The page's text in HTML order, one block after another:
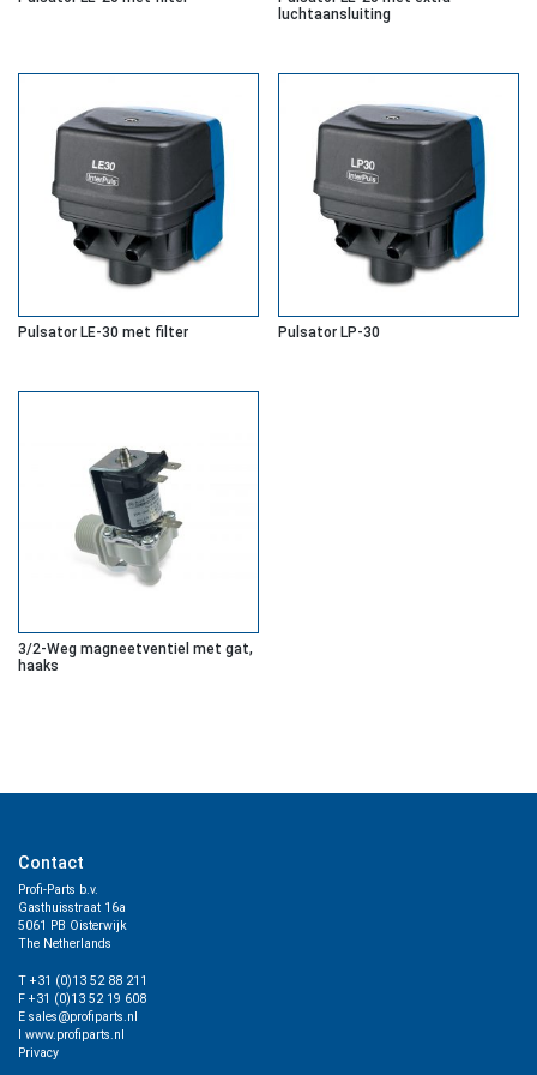
luchtaansluiting
Pulsator LE-30 met filter Pulsator LP-30
3/2-Weg magneetventiel met gat,
haaks
Contact
Profi-Parts b.v.
Gasthuisstraat 16a
5061 PB Oisterwijk
The Netherlands
T +31 (0)13 52 88 211
F +31 (0)13 52 19 608
E sales@profiparts.nl
I www.profiparts.nl
Privacy